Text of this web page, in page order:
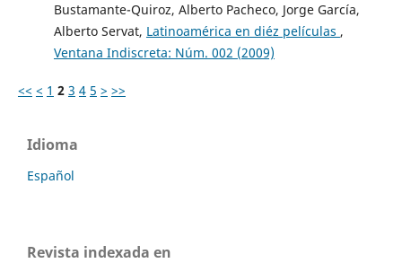
Bustamante-Quiroz, Alberto Pacheco, Jorge García,
Alberto Servat, Latinoamérica en diéz películas ,
Ventana Indiscreta: Núm. 002 (2009)
<< < 1 2 3 4 5 > >>
Idioma
Español
Revista indexada en